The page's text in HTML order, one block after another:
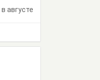
в августе